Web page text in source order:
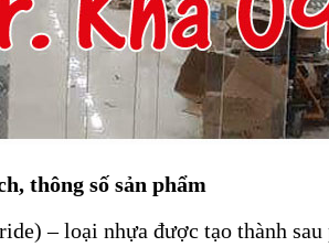
thông số sản phẩm
– loại nhựa được tạo thành